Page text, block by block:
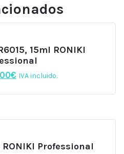
15ml RONIKI
€El
actual
IVA incluido.
Professional